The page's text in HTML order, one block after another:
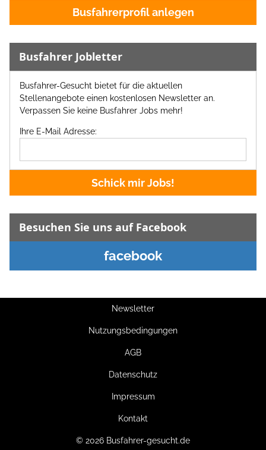
Busfahrerprofil anlegen
Busfahrer Jobletter
Busfahrer-Gesucht bietet für die aktuellen
Stellenangebote einen kostenlosen Newsletter an.
Verpassen Sie keine Busfahrer Jobs mehr!
Ihre E-Mail Adresse:
Schick mir Jobs!
Besuchen Sie uns auf Facebook
facebook
Newsletter
Nutzungsbedingungen
AGB
Datenschutz
Impressum
Kontakt
© 2026 Busfahrer-gesucht.de